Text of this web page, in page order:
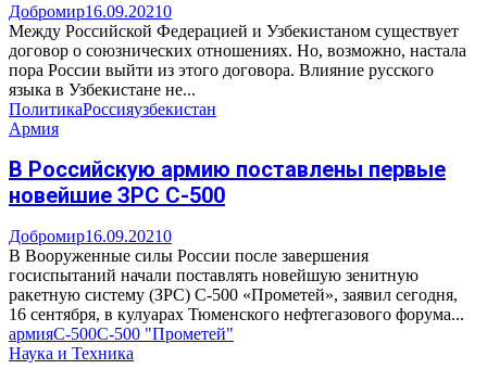
Добромир16.09.20210
Между Российской Федерацией и Узбекистаном существует
договор о союзнических отношениях. Но, возможно, настала
пора России выйти из этого договора. Влияние русского
языка в Узбекистане не...
ПолитикаРоссияузбекистан
Армия
В Российскую армию поставлены первые
новейшие ЗРС С-500
Добромир16.09.20210
В Вооруженные силы России после завершения
госиспытаний начали поставлять новейшую зенитную
ракетную систему (ЗРС) С-500 «Прометей», заявил сегодня,
16 сентября, в кулуарах Тюменского нефтегазового форума...
армияС-500С-500 "Прометей"
Наука и Техника